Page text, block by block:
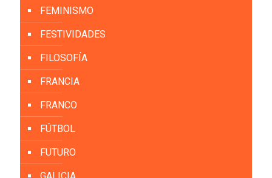
FEMINISMO
FESTIVIDADES
FILOSOFÍA
FRANCIA
FRANCO
FÚTBOL
FUTURO